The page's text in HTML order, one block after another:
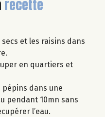
recette
et les raisins dans
en quartiers et
pépins dans une
pendant 10mn sans
l’eau.